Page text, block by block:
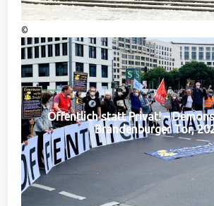
©
Öffentlich statt Privat! –
Brandenburger Tor,